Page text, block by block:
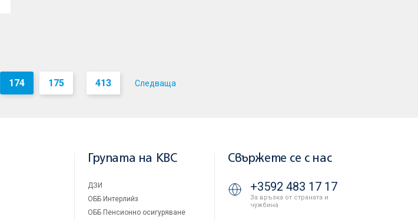
174 175 ... 413 Следваща
Групата на KBC
ДЗИ
ОББ Интерлийз
ОББ Пенсионно осигуряване
Свържете се с нас
+3592 483 17 17
За връзка от страната и
чужбина